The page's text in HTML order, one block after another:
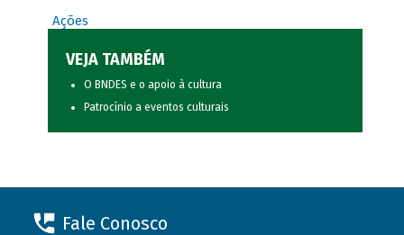
Ações
VEJA TAMBÉM
O BNDES e o apoio à cultura
Patrocínio a eventos culturais
Fale Conosco